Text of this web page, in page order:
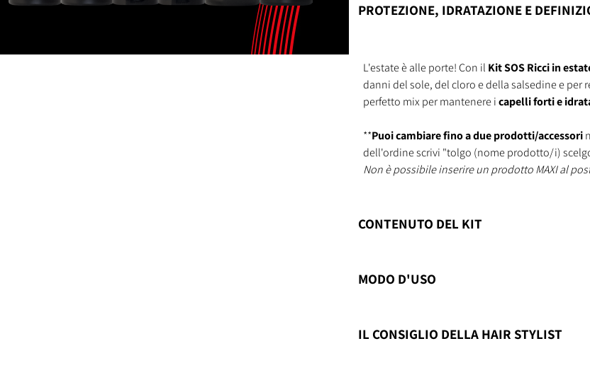
PROTEZIONE, IDRATAZIONE E
L'estate è alle porte! Con il Kit SOS Ricci in
danni del sole, del cloro e della salsedine e
perfetto mix per mantenere icapelli forti e
**Puoi cambiare fino a due prodotti/accessori
dell'ordine scrivi "tolgo (nome prodotto/i)
Non è possibile inserire un prodotto MAXI al
CONTENUTO DEL KIT
MODO D'USO
IL CONSIGLIO DELLA HAIR STYLIST